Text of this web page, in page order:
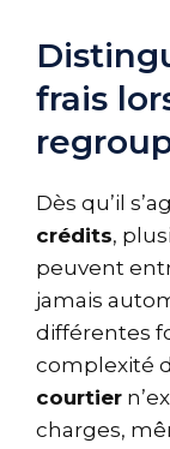
frais
Dès qu’il
crédits,
peuvent
jamais
différentes
complexité
courtier
charges,